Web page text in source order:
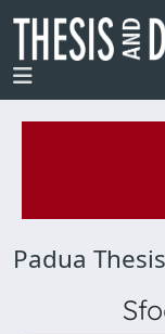
Padua